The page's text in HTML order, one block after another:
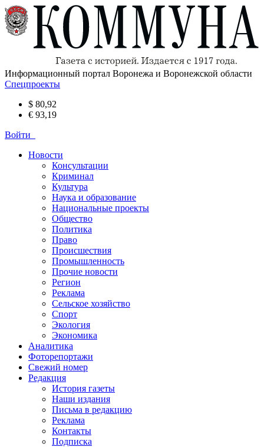
Информационный портал Воронежа и Воронежской области
Спецпроекты
$ 80,92
€ 93,19
Войти
Новости
Консультации
Криминал
Культура
Наука и образование
Национальные проекты
Общество
Политика
Право
Происшествия
Промышленность
Прочие новости
Регион
Реклама
Сельское хозяйство
Спорт
Экология
Экономика
Аналитика
Фоторепортажи
Свежий номер
Редакция
История газеты
Наши издания
Письма в редакцию
Реклама
Контакты
Подписка